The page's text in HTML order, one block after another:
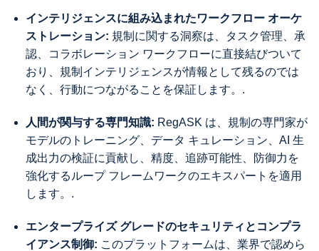
インテリジェンスに組み込まれたワークフロー オーケ
ストレーション: 規制に関する洞察は、タスク管理、承
認、コラボレーション ワークフローに直接結びついて
おり、規制インテリジェンスが情報として残るのでは
なく、行動につながることを保証します。.
人間が関与する専門知識: RegASK は、規制の専門家が
モデルのトレーニング、データ キュレーション、AI 生
成出力の検証に貢献し、精度、追跡可能性、防御力を
強化するループ フレームワークのエキスパートを適用
します。.
エンタープライズ グレードのセキュリティとコンプラ
イアンス制御: このプラットフォームは、業界で認めら